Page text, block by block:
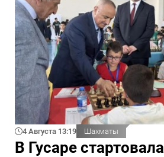
4 Августа 13:19 Шахматы
В Гусаре стартовала